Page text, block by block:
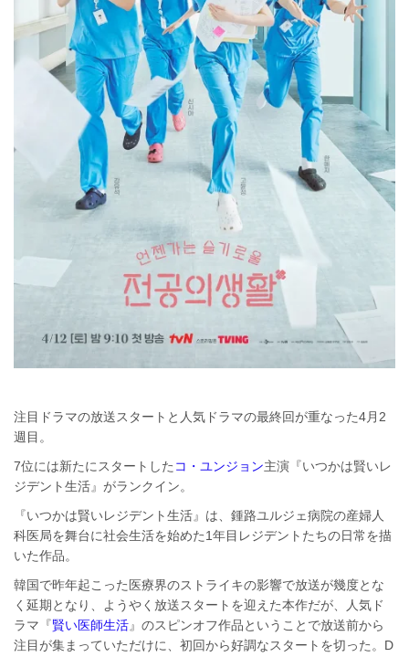
注目ドラマの放送スタートと人気ドラマの最終回が重なった4月2
週目。
7位には新たにスタートした コ・ユンジョン主演『いつかは賢いレ
ジデント生活』がランクイン。
『いつかは賢いレジデント生活』は、鍾路ユルジェ病院の産婦人
科医局を舞台に社会生活を始めた1年目レジデントたちの日常を描
いた作品。
韓国で昨年起こった医療界のストライキの影響で放送が幾度とな
く延期となり、ようやく放送スタートを迎えた本作だが、人気ド
ラマ『賢い医師生活』のスピンオフ作品ということで放送前から
注目が集まっていただけに、初回から好調なスタートを切った。D